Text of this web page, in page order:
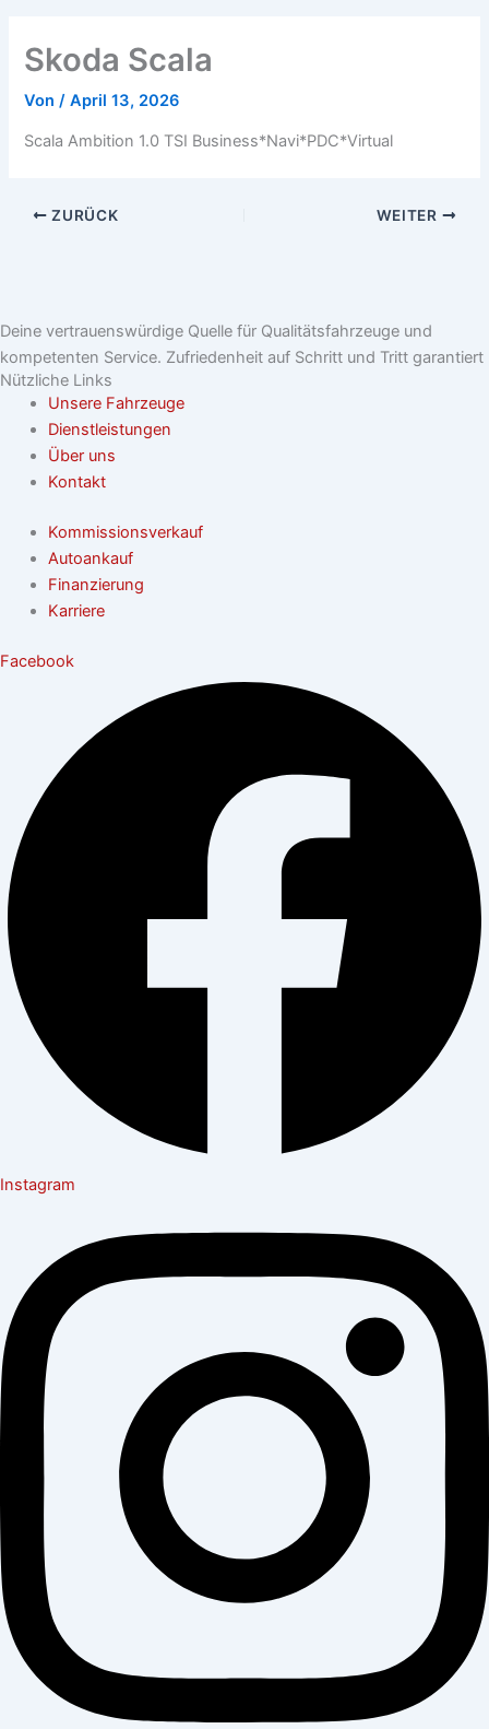
Skoda Scala
Von/April 13, 2026
Scala Ambition 1.0 TSI Business*Navi*PDC*Virtual
ZURÜCK WEITER
Deine vertrauenswürdige Quelle für Qualitätsfahrzeuge und
kompetenten Service. Zufriedenheit auf Schritt und Tritt garantiert
Nützliche Links
Unsere Fahrzeuge
Dienstleistungen
Über uns
Kontakt
Kommissionsverkauf
Autoankauf
Finanzierung
Karriere
Facebook
Instagram